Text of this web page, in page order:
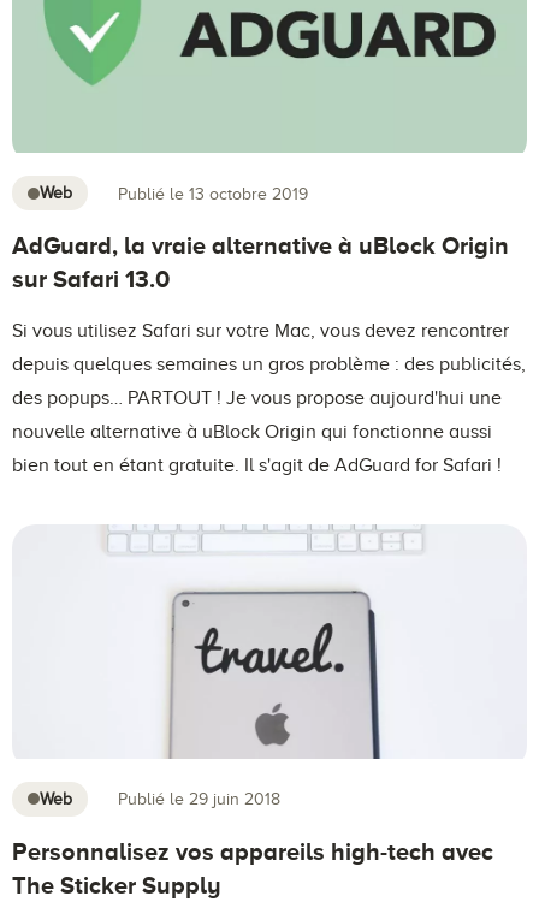
Web Publié le 13 octobre 2019
AdGuard, la vraie alternative à uBlock Origin
sur Safari 13.0
Si vous utilisez Safari sur votre Mac, vous devez rencontrer
depuis quelques semaines un gros problème : des publicités,
des popups… PARTOUT ! Je vous propose aujourd'hui une
nouvelle alternative à uBlock Origin qui fonctionne aussi
bien tout en étant gratuite. Il s'agit de AdGuard for Safari !
Web Publié le 29 juin 2018
Personnalisez vos appareils high-tech avec
The Sticker Supply